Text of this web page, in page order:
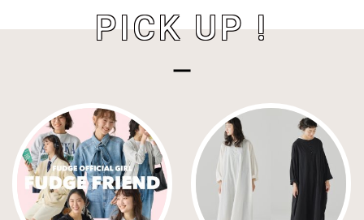
PICK UP !